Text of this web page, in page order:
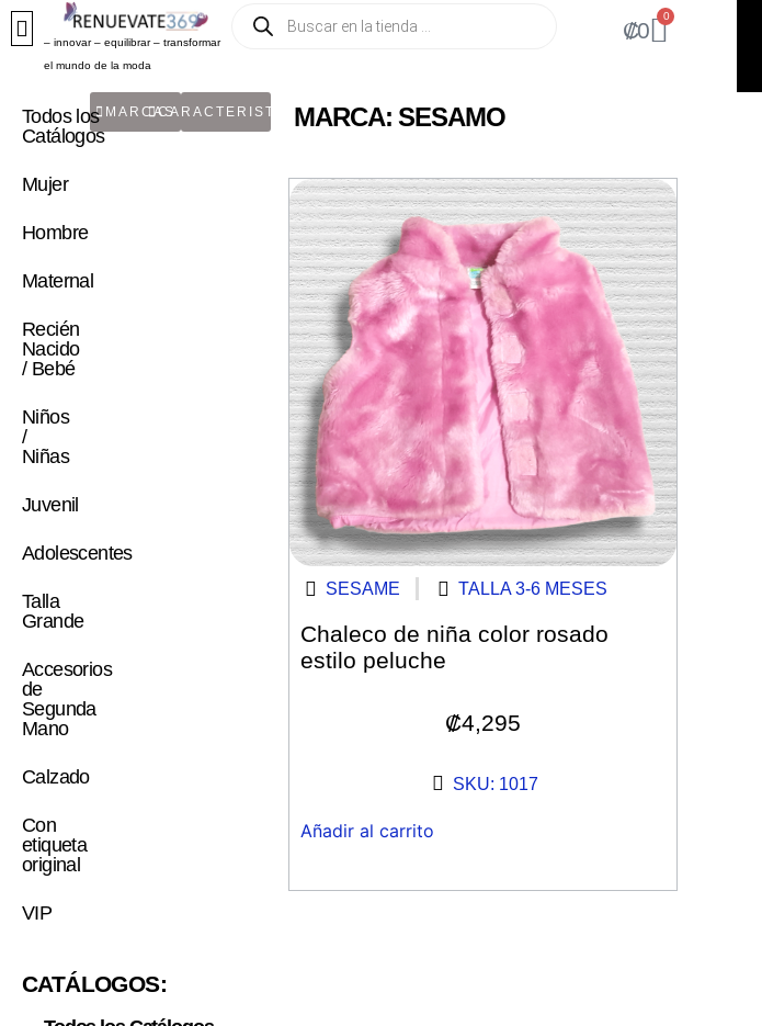
– innovar – equilibrar – transformar
el mundo de la moda
₡0
0
Todos los
Catálogos
Mujer
Hombre
Maternal
Recién
Nacido
/ Bebé
Niños
/
Niñas
Juvenil
Adolescentes
Talla
Grande
Accesorios
de
Segunda
Mano
Calzado
Con
etiqueta
original
VIP
MARCASCARACTERISTICAMARCA: SESAMO
SESAME TALLA 3-6 MESES
Chaleco de niña color rosado
estilo peluche
₡4,295
SKU: 1017
Añadir al carrito
CATÁLOGOS: